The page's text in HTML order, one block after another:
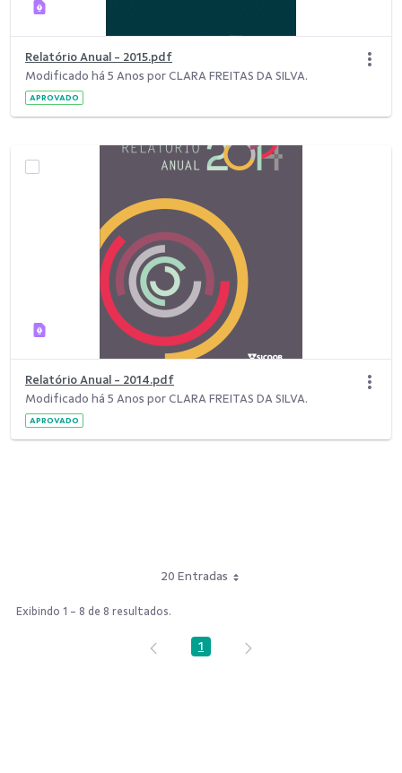
Relatório Anual - 2015.pdf
Modificado há 5 Anos por CLARA FREITAS DA SILVA.
APROVADO
Relatório Anual - 2014.pdf
Modificado há 5 Anos por CLARA FREITAS DA SILVA.
APROVADO
20 Entradas
Exibindo 1 - 8 de 8 resultados.
Página
1